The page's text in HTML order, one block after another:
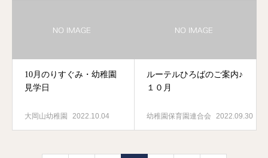
10月のりすぐみ・幼稚園
見学日
大岡山幼稚園 2022.10.04
ルーテルひろばのご案内♪
１０月
幼稚園保育園連合会 2022.09.30